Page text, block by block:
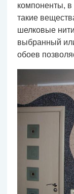
компоненты,
такие
шелковые
выбранный
обоев